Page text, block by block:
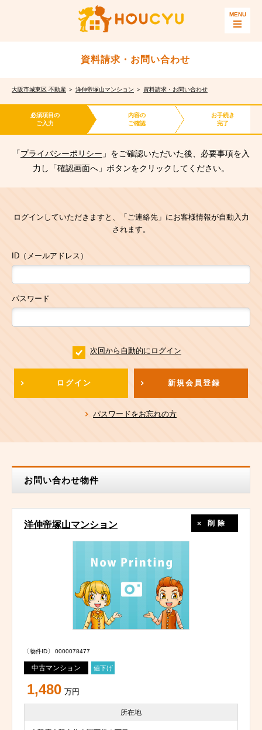
資料請求・お問い合わせ
大阪市城東区 不動産 ＞ 洋伸帝塚山マンション ＞ 資料請求・お問い合わせ
必須項目の
ご入力
内容の
ご確認
お手続き
完了
「プライバシーポリシー 」をご確認いただいた後、必要事項を入
力し「確認画面へ」ボタンをクリックしてください。
ログインしていただきますと、「ご連絡先」にお客様情報が自動入力
されます。
ID（メールアドレス）
パスワード
次回から自動的にログイン
ログイン 新規会員登録
パスワードをお忘れの方
お問い合わせ物件
洋伸帝塚山マンション 削除
〔物件ID〕 0000078477
中古マンション 値下げ
1,480 万円
所在地